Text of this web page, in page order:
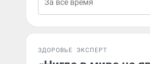
ЗДОРОВЬЕ ЭКСПЕРТ